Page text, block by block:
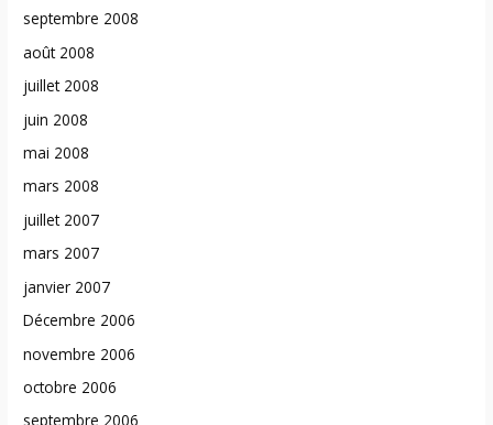
septembre 2008
août 2008
juillet 2008
juin 2008
mai 2008
mars 2008
juillet 2007
mars 2007
janvier 2007
Décembre 2006
novembre 2006
octobre 2006
septembre 2006